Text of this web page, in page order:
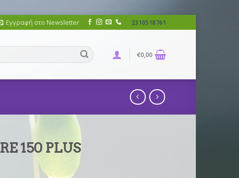
Εγγραφή στο Newsletter 2310518761
€0,00
150 PLUS